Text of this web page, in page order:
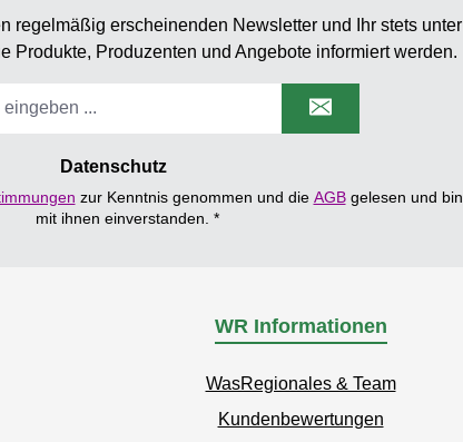
regelmäßig erscheinenden Newsletter und Ihr stets unter
Produkte, Produzenten und Angebote informiert werden.
Datenschutz
zur Kenntnis genommen und die AGBgelesen und bin
mit ihnen einverstanden. *
WR Informationen
WasRegionales & Team
Kundenbewertungen